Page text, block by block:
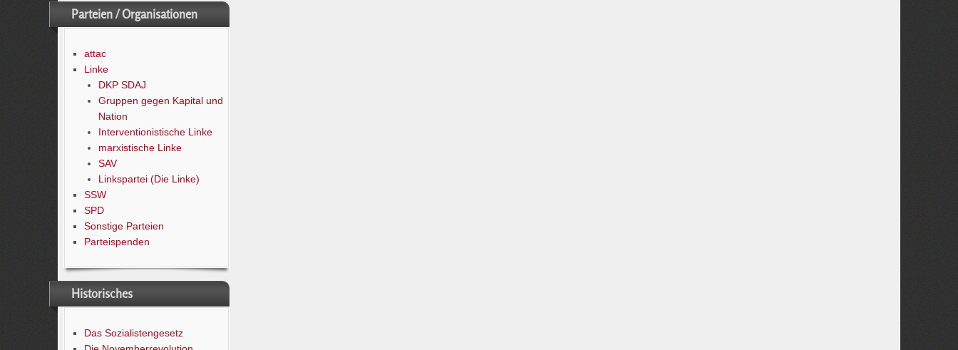
Parteien / Organisationen
attac
Linke
DKP SDAJ
Gruppen gegen Kapital und
Nation
Interventionistische Linke
marxistische Linke
SAV
Linkspartei (Die Linke)
SSW
SPD
Sonstige Parteien
Parteispenden
Historisches
Das Sozialistengesetz